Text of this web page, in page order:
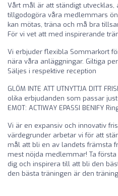
Vårt mål är att ständigt utvecklas,
tillgodogöra våra medlemmars
kan mötas, träna och må bra
För vi vet att med inspirerande
Vi erbjuder flexibla Sommarkort
nära våra anläggningar. Giltiga
Säljes i respektive reception
GLÖM INTE ATT UTNYTTJA DITT
olika erbjudanden som passar
EMOT: ACTIWAY EPASSI BENIFY
Vi är en expansiv och innovativ
värdegrunder arbetar vi för att
mål att bli en av landets främsta
mest nöjda medlemmar! Ta
dig och inspirera till att bli den
den bästa träningen är den